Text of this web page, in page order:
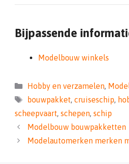
Bijpassende
Modelbouw winkels
Categorieën
Hobby en verzamelen,
Tags
bouwpakket, cruiseschip,
scheepvaart, schepen, schip
Modelbouw bouwpakketten
Modelautomerken merken